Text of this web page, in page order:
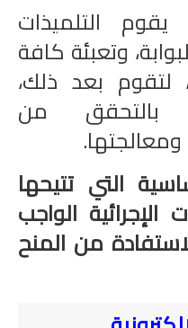
التلميذات
وتعبئة كافة
لتقوم بعد ذلك،
بالتحقق من
التي تتيحها
الإجرائية الواجب
من المنح